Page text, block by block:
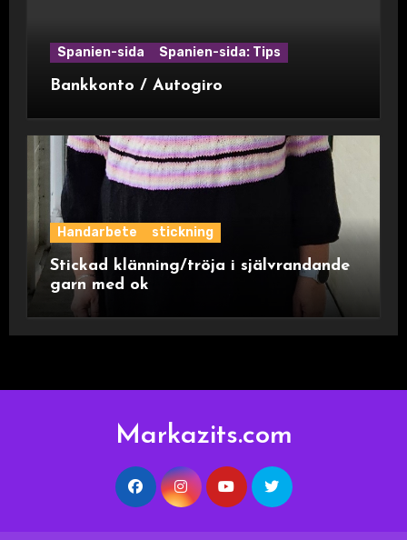
Spanien-sida Spanien-sida: Tips
Bankkonto / Autogiro
Handarbete stickning
Stickad klänning/tröja i självrandande
garn med ok
Markazits.com